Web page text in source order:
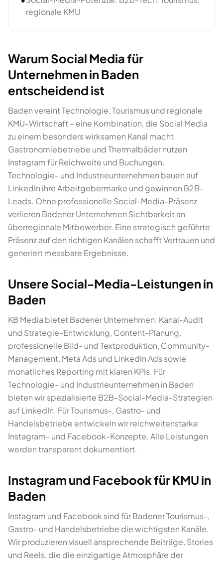
regionale KMU
Warum Social Media für
Unternehmen in Baden
entscheidend ist
Baden vereint Technologie, Tourismus und regionale
KMU-Wirtschaft – eine Kombination, die Social Media
zu einem besonders wirksamen Kanal macht.
Gastronomiebetriebe und Thermalbäder nutzen
Instagram für Reichweite und Buchungen.
Technologie- und Industrieunternehmen bauen auf
LinkedIn ihre Arbeitgebermarke und gewinnen B2B-
Leads. Ohne professionelle Social-Media-Präsenz
verlieren Badener Unternehmen Sichtbarkeit an
überregionale Mitbewerber. Eine strategisch geführte
Präsenz auf den richtigen Kanälen schafft Vertrauen und
generiert messbare Ergebnisse.
Unsere Social-Media-Leistungen in
Baden
KB Media bietet Badener Unternehmen: Kanal-Audit
und Strategie-Entwicklung, Content-Planung,
professionelle Bild- und Textproduktion, Community-
Management, Meta Ads und LinkedIn Ads sowie
monatliches Reporting mit klaren KPIs. Für
Technologie- und Industrieunternehmen in Baden
bieten wir spezialisierte B2B-Social-Media-Strategien
auf LinkedIn. Für Tourismus-, Gastro- und
Handelsbetriebe entwickeln wir reichweitenstarke
Instagram- und Facebook-Konzepte. Alle Leistungen
werden transparent dokumentiert.
Instagram und Facebook für KMU in
Baden
Instagram und Facebook sind für Badener Tourismus-,
Gastro- und Handelsbetriebe die wichtigsten Kanäle.
Wir produzieren visuell ansprechende Beiträge, Stories
und Reels, die die einzigartige Atmosphäre der